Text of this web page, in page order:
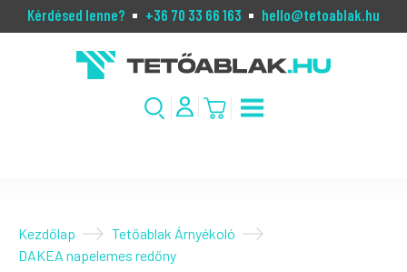
Kérdésed lenne? +36 70 33 66 163 hello@tetoablak.hu
Kezdőlap
Tetőablak Árnyékoló
DAKEA napelemes redőny